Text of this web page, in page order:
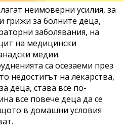
неимоверни усилия, за
грижи за болните деца,
заболявания, на
на медицински
медии.
са осезаеми през
недостигът на лекарства,
деца, става все по-
все повече деца да се
в домашни условия